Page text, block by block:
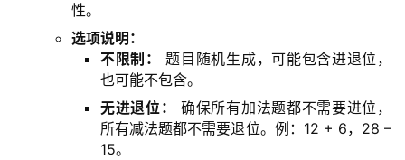
登录 注册
性。
选项说明：
不限制：
题目随机生成，可能包含进退位，
也可能不包含。
无进退位：
确保所有加法题都不需要进位，
所有减法题都不需要退位。例：12 + 6，28 –
15。